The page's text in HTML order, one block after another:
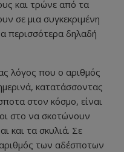
και τρώνε από τα
σε μια συγκεκριμένη
περισσότερα δηλαδή
λόγος που ο αριθμός
κατατάσσοντας
στον κόσμο, είναι
στο να σκοτώνουν
και τα σκυλιά. Σε
των αδέσποτων